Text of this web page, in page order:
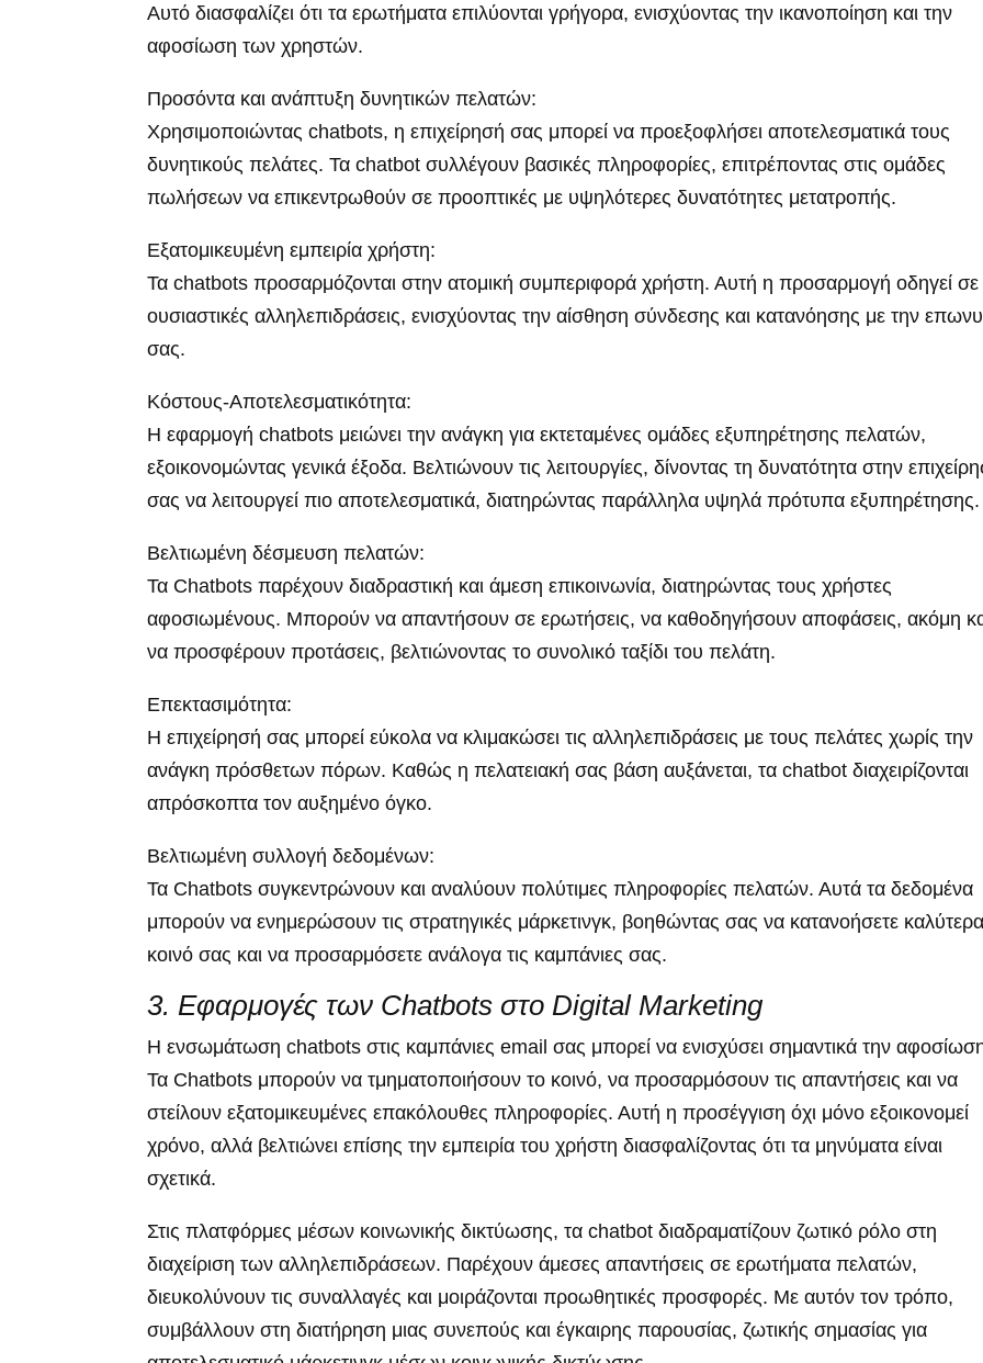
Αυτό διασφαλίζει ότι τα ερωτήματα επιλύονται γρήγορα, ενισχύοντας την ικανοποίηση και την
αφοσίωση των χρηστών.
Προσόντα και ανάπτυξη δυνητικών πελατών:
Χρησιμοποιώντας chatbots, η επιχείρησή σας μπορεί να προεξοφλήσει αποτελεσματικά τους
δυνητικούς πελάτες. Τα chatbot συλλέγουν βασικές πληροφορίες, επιτρέποντας στις ομάδες
πωλήσεων να επικεντρωθούν σε προοπτικές με υψηλότερες δυνατότητες μετατροπής.
Εξατομικευμένη εμπειρία χρήστη:
Τα chatbots προσαρμόζονται στην ατομική συμπεριφορά χρήστη. Αυτή η προσαρμογή οδηγεί σε
ουσιαστικές αλληλεπιδράσεις, ενισχύοντας την αίσθηση σύνδεσης και κατανόησης με την
σας.
Κόστους-Αποτελεσματικότητα:
Η εφαρμογή chatbots μειώνει την ανάγκη για εκτεταμένες ομάδες εξυπηρέτησης πελατών,
εξοικονομώντας γενικά έξοδα. Βελτιώνουν τις λειτουργίες, δίνοντας τη δυνατότητα στην
σας να λειτουργεί πιο αποτελεσματικά, διατηρώντας παράλληλα υψηλά πρότυπα εξυπηρέτησης.
Βελτιωμένη δέσμευση πελατών:
Τα Chatbots παρέχουν διαδραστική και άμεση επικοινωνία, διατηρώντας τους χρήστες
αφοσιωμένους. Μπορούν να απαντήσουν σε ερωτήσεις, να καθοδηγήσουν αποφάσεις, ακόμη
να προσφέρουν προτάσεις, βελτιώνοντας το συνολικό ταξίδι του πελάτη.
Επεκτασιμότητα:
Η επιχείρησή σας μπορεί εύκολα να κλιμακώσει τις αλληλεπιδράσεις με τους πελάτες χωρίς την
ανάγκη πρόσθετων πόρων. Καθώς η πελατειακή σας βάση αυξάνεται, τα chatbot διαχειρίζονται
απρόσκοπτα τον αυξημένο όγκο.
Βελτιωμένη συλλογή δεδομένων:
Τα Chatbots συγκεντρώνουν και αναλύουν πολύτιμες πληροφορίες πελατών. Αυτά τα δεδομένα
μπορούν να ενημερώσουν τις στρατηγικές μάρκετινγκ, βοηθώντας σας να κατανοήσετε
κοινό σας και να προσαρμόσετε ανάλογα τις καμπάνιες σας.
3. Εφαρμογές των Chatbots στο Digital Marketing
Η ενσωμάτωση chatbots στις καμπάνιες email σας μπορεί να ενισχύσει σημαντικά την
Τα Chatbots μπορούν να τμηματοποιήσουν το κοινό, να προσαρμόσουν τις απαντήσεις και να
στείλουν εξατομικευμένες επακόλουθες πληροφορίες. Αυτή η προσέγγιση όχι μόνο εξοικονομεί
χρόνο, αλλά βελτιώνει επίσης την εμπειρία του χρήστη διασφαλίζοντας ότι τα μηνύματα είναι
σχετικά.
Στις πλατφόρμες μέσων κοινωνικής δικτύωσης, τα chatbot διαδραματίζουν ζωτικό ρόλο στη
διαχείριση των αλληλεπιδράσεων. Παρέχουν άμεσες απαντήσεις σε ερωτήματα πελατών,
διευκολύνουν τις συναλλαγές και μοιράζονται προωθητικές προσφορές. Με αυτόν τον τρόπο,
συμβάλλουν στη διατήρηση μιας συνεπούς και έγκαιρης παρουσίας, ζωτικής σημασίας για